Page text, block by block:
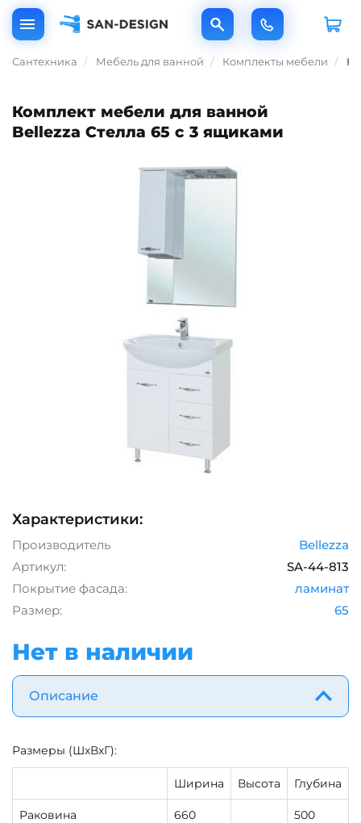
Сантехника Мебель для ванной Комплекты мебели
Комплект мебели для ванной
Bellezza Стелла 65 с 3 ящиками
Характеристики:
Производитель
Bellezza
Артикул:
SA-44-813
Покрытие фасада:
ламинат
Размер:
65
Нет в наличии
Описание
Размеры (ШхВхГ):
Ширина Высота Глубина
Раковина 660 500